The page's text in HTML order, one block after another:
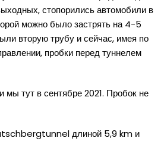
стопорились автомобили в
можно было застрять на 4-5
вторую трубу и сейчас, имея по
пробки перед туннелем
мы тут в сентябре 2021. Пробок не
длиной 5,9 km и